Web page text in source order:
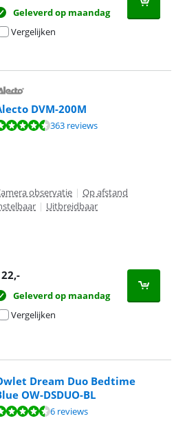
Geleverd op maandag
Vergelijken
DVM-200M
gebaseerd op 363 reviews.
363 reviews
observatie | Op afstand
| Uitbreidbaar
,-
Geleverd op maandag
Vergelijken
Dream Duo Bedtime
OW-DSDUO-BL
gebaseerd op 6 reviews.
6 reviews